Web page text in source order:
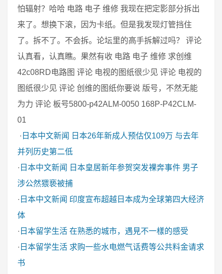
怕辐射？哈哈 电路 电子 维修 我现在把定影部分拆出
来了。想换下滚，因为卡纸。但是我发现灯管挡住
了。拆不了。不会拆。论坛里的高手拆解过吗？ 评论
认真看，认真瞧。果然有收 电路 电子 维修 求创维
42c08RD电路图 评论 电视的图纸很少见 评论 电视的
图纸很少见 评论 创维的图纸你要说 版号，不然无能
为力 评论 板号5800-p42ALM-0050 168P-P42CLM-
01
· 日本中文新闻
日本26年新成人预估仅109万 与去年
并列历史第二低
· 日本中文新闻
日本皇居新年参贺突发裸奔事件 男子
涉公然猥亵被捕
· 日本中文新闻 印度宣布超越日本成为全球第四大经济
体
· 日本留学生活 在熟悉的城市，遇見不一樣的感受
· 日本留学生活 求购一些水电燃气话费等公共料金请求
书